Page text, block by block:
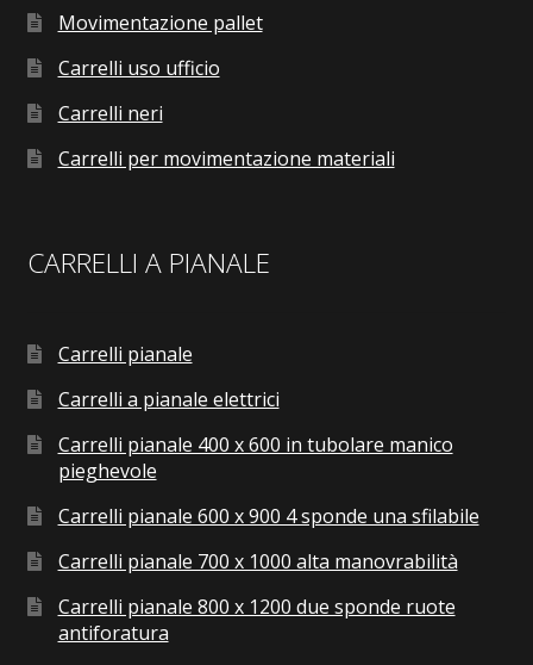
Movimentazione pallet
Carrelli uso ufficio
Carrelli neri
Carrelli per movimentazione materiali
CARRELLI A PIANALE
Carrelli pianale
Carrelli a pianale elettrici
Carrelli pianale 400 x 600 in tubolare manico
pieghevole
Carrelli pianale 600 x 900 4 sponde una sfilabile
Carrelli pianale 700 x 1000 alta manovrabilità
Carrelli pianale 800 x 1200 due sponde ruote
antiforatura